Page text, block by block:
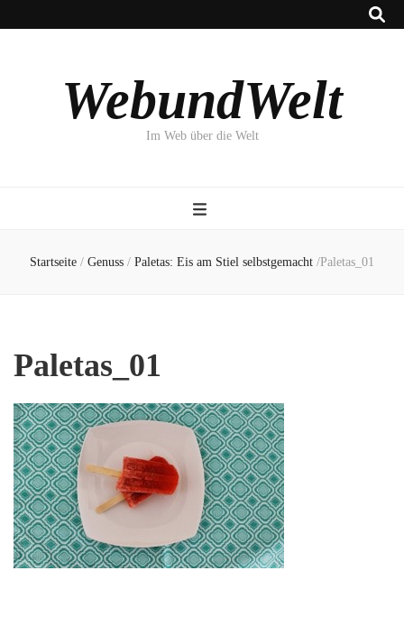
WebundWelt
Im Web über die Welt
Startseite / Genuss / Paletas: Eis am Stiel selbstgemacht /Paletas_01
Paletas_01